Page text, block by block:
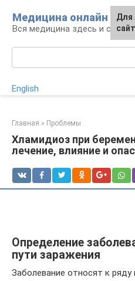
контенту
Медицина онлайн
Вся медицина здесь и сейчас
English
Главная » Проблемы
Хламидиоз при
лечение, влияние и
Определение
пути заражения
Заболевание относят к ряду
Для